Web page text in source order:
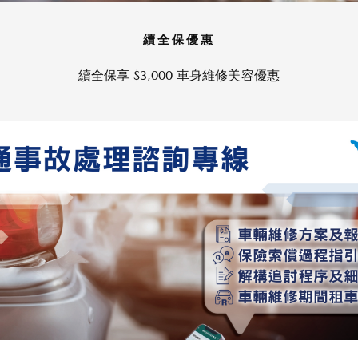
續全保優惠
續全保享 $3,000 車身維修美容優惠